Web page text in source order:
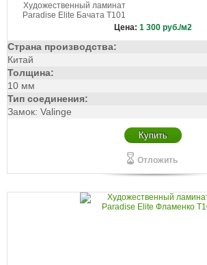
Художественный ламинат
Paradise Elite Бачата Т101
Цена: 1 300 руб./м2
Страна производства:
Китай
Толщина:
10 мм
Тип соединения:
Замок: Valinge
Купить
Отложить